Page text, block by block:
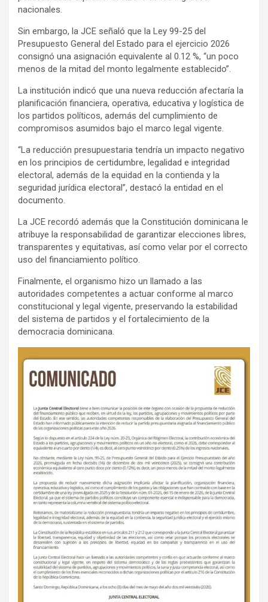
nacionales.
Sin embargo, la JCE señaló que la Ley 99-25 del
Presupuesto General del Estado para el ejercicio 2026
consignó una asignación equivalente al 0.12 %, “un poco
menos de la mitad del monto legalmente establecido”.
La institución indicó que una nueva reducción afectaría la
planificación financiera, operativa, educativa y logística de
los partidos políticos, además del cumplimiento de
compromisos asumidos bajo el marco legal vigente.
“La reducción presupuestaria tendría un impacto negativo
en los principios de certidumbre, legalidad e integridad
electoral, además de la equidad en la contienda y la
seguridad jurídica electoral”, destacó la entidad en el
documento.
La JCE recordó además que la Constitución dominicana le
atribuye la responsabilidad de garantizar elecciones libres,
transparentes y equitativas, así como velar por el correcto
uso del financiamiento político.
Finalmente, el organismo hizo un llamado a las
autoridades competentes a actuar conforme al marco
constitucional y legal vigente, preservando la estabilidad
del sistema de partidos y el fortalecimiento de la
democracia dominicana.